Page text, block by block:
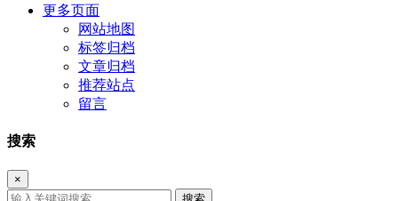
更多页面
网站地图
标签归档
文章归档
推荐站点
留言
搜索
×